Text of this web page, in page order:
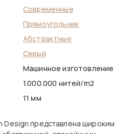
Современные
Прямоугольник
Абстрактные
Серый
Машинное изготовление
1.000.000 нитей/m2
11 мм
Design представлена широким